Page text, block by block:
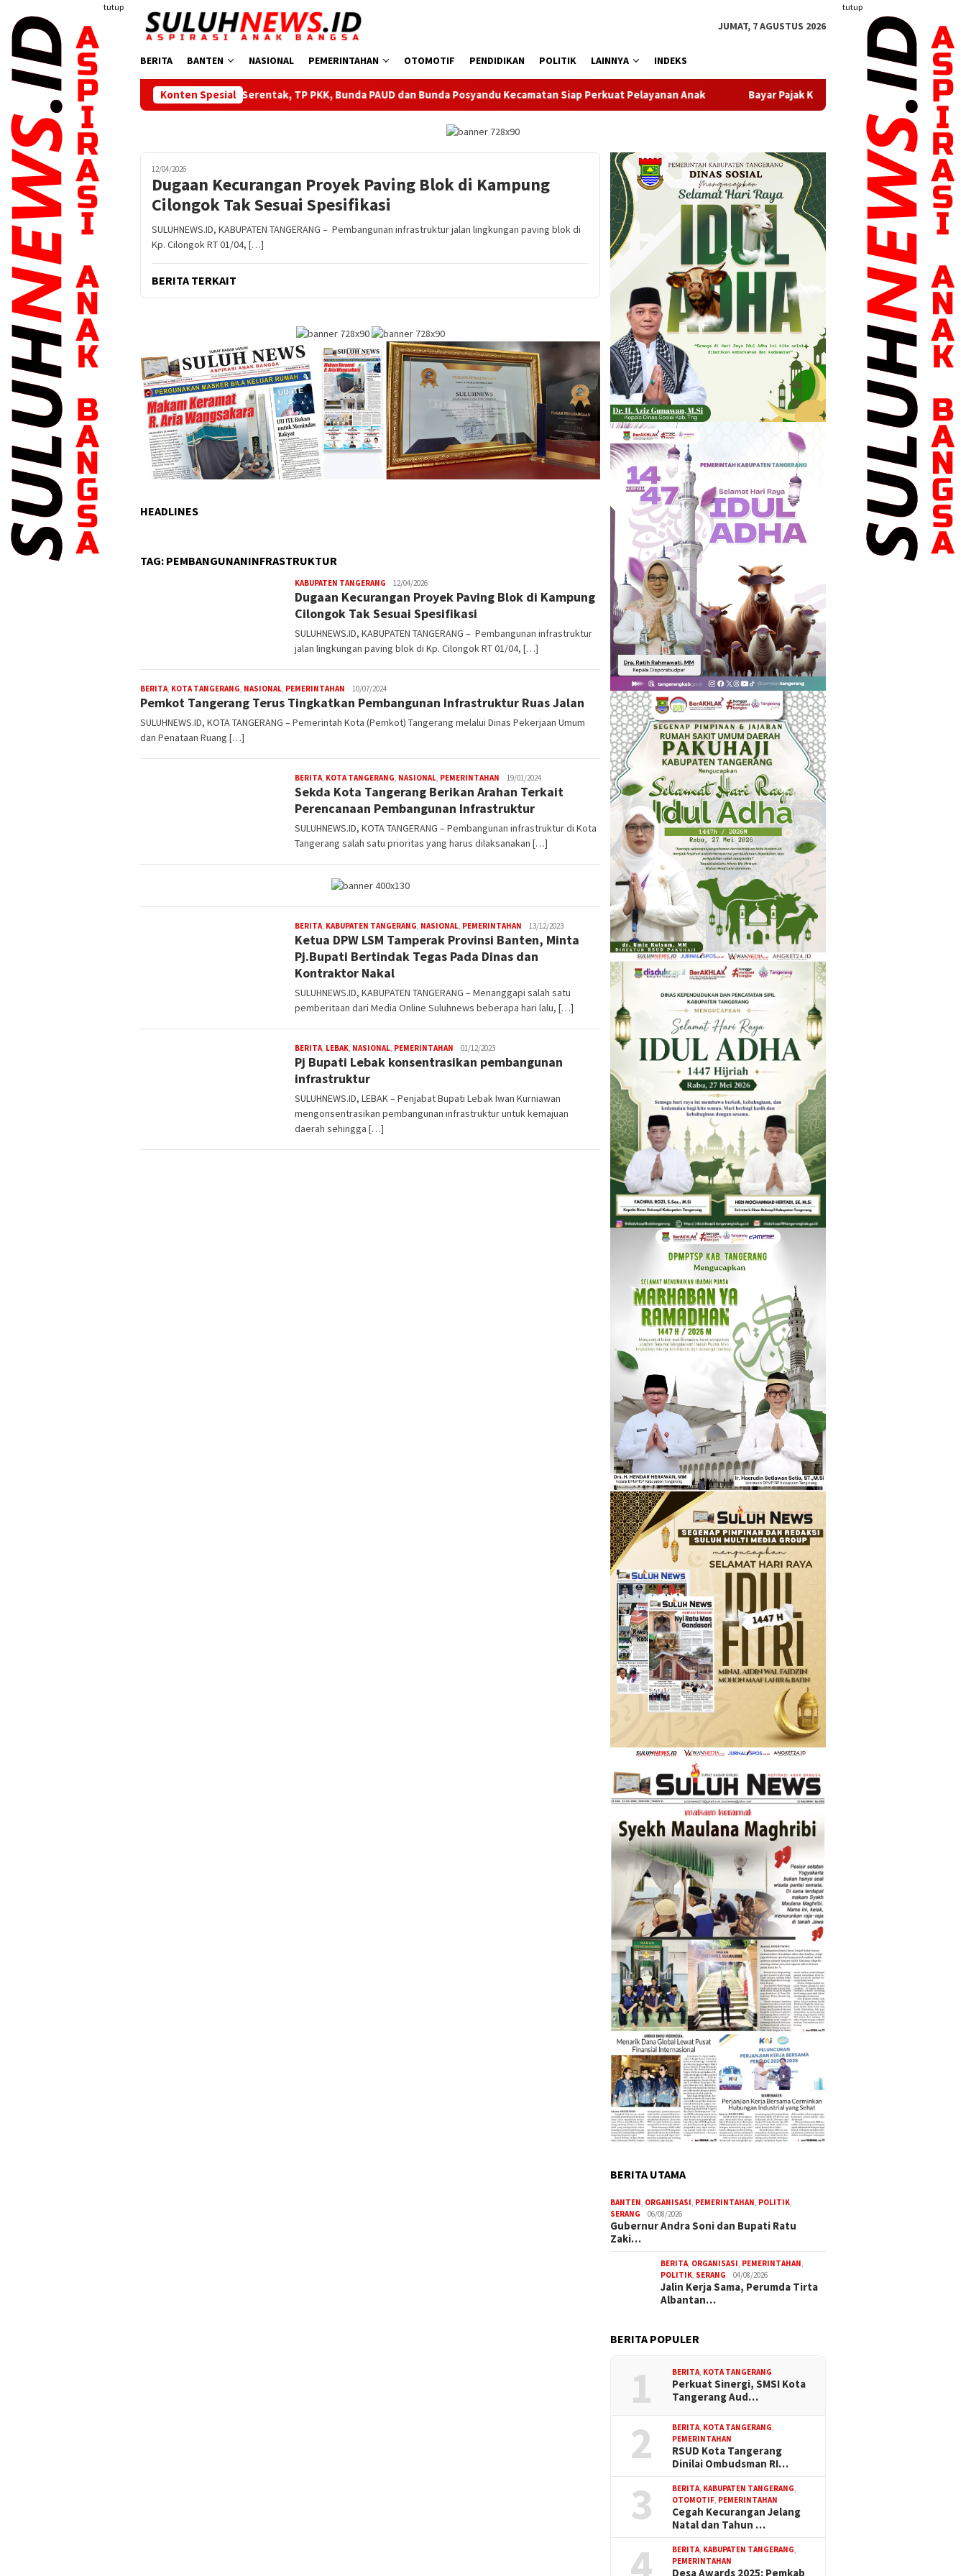
konten
tutup tutup
JUMAT, 7 AGUSTUS 2026
BERITA BANTEN NASIONAL PEMERINTAHAN OTOMOTIF PENDIDIKAN POLITIK LAINNYA INDEKS
Konten Spesial
Dilantik Serentak, TP PKK, Bunda PAUD dan Bunda Posyandu Kecamatan Siap Perkuat Pelayanan Anak Bayar Pajak Kini Makin Mudah, Pemkot Tangerang Sediakan
12/04/2026
Dugaan Kecurangan Proyek Paving Blok di Kampung
Cilongok Tak Sesuai Spesifikasi
SULUHNEWS.ID, KABUPATEN TANGERANG – Pembangunan infrastruktur jalan lingkungan paving blok di
Kp. Cilongok RT 01/04, […]
BERITA TERKAIT
HEADLINES
TAG: PEMBANGUNANINFRASTRUKTUR
KABUPATEN TANGERANG W4nt0
12/04/2026
Dugaan Kecurangan Proyek Paving Blok di Kampung
Cilongok Tak Sesuai Spesifikasi
SULUHNEWS.ID, KABUPATEN TANGERANG – Pembangunan infrastruktur
jalan lingkungan paving blok di Kp. Cilongok RT 01/04, […]
BERITA, KOTA TANGERANG, NASIONAL, PEMERINTAHAN W4nt0
10/07/2024
Pemkot Tangerang Terus Tingkatkan Pembangunan Infrastruktur Ruas Jalan
SULUHNEWS.ID, KOTA TANGERANG – Pemerintah Kota (Pemkot) Tangerang melalui Dinas Pekerjaan Umum
dan Penataan Ruang […]
BERITA, KOTA TANGERANG, NASIONAL, PEMERINTAHAN W4nt0
19/01/2024
Sekda Kota Tangerang Berikan Arahan Terkait
Perencanaan Pembangunan Infrastruktur
SULUHNEWS.ID, KOTA TANGERANG – Pembangunan infrastruktur di Kota
Tangerang salah satu prioritas yang harus dilaksanakan […]
BERITA, KABUPATEN TANGERANG, NASIONAL, PEMERINTAHAN W4nt0
13/12/2023
Ketua DPW LSM Tamperak Provinsi Banten, Minta
Pj.Bupati Bertindak Tegas Pada Dinas dan
Kontraktor Nakal
SULUHNEWS.ID, KABUPATEN TANGERANG – Menanggapi salah satu
pemberitaan dari Media Online Suluhnews beberapa hari lalu, […]
BERITA, LEBAK, NASIONAL, PEMERINTAHAN W4nt0
01/12/2023
Pj Bupati Lebak konsentrasikan pembangunan
infrastruktur
SULUHNEWS.ID, LEBAK – Penjabat Bupati Lebak Iwan Kurniawan
mengonsentrasikan pembangunan infrastruktur untuk kemajuan
daerah sehingga […]
BERITA UTAMA
BANTEN, ORGANISASI, PEMERINTAHAN, POLITIK,
SERANG
06/08/2026
Gubernur Andra Soni dan Bupati Ratu
Zaki…
BERITA, ORGANISASI, PEMERINTAHAN,
POLITIK, SERANG 04/08/2026
Jalin Kerja Sama, Perumda Tirta
Albantan…
BERITA POPULER
1 BERITA, KOTA TANGERANG
Perkuat Sinergi, SMSI Kota
Tangerang Aud…
2 BERITA, KOTA TANGERANG,
PEMERINTAHAN
RSUD Kota Tangerang
Dinilai Ombudsman RI…
3 BERITA, KABUPATEN TANGERANG,
OTOMOTIF, PEMERINTAHAN
Cegah Kecurangan Jelang
Natal dan Tahun …
4 BERITA, KABUPATEN TANGERANG,
PEMERINTAHAN
Desa Awards 2025: Pemkab